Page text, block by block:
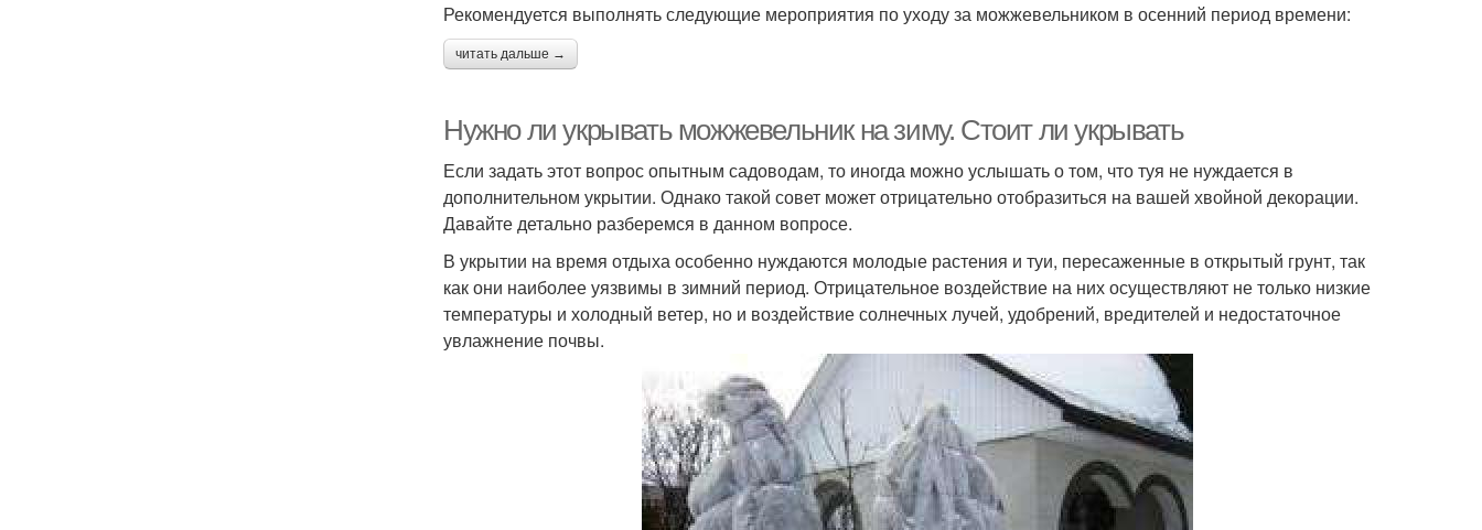
Рекомендуется выполнять следующие мероприятия по уходу за можжевельником в осенний период времени:
читать дальше →
Нужно ли укрывать можжевельник на зиму. Стоит ли укрывать
Если задать этот вопрос опытным садоводам, то иногда можно услышать о том, что туя не нуждается в
дополнительном укрытии. Однако такой совет может отрицательно отобразиться на вашей хвойной декорации.
Давайте детально разберемся в данном вопросе.
В укрытии на время отдыха особенно нуждаются молодые растения и туи, пересаженные в открытый грунт, так
как они наиболее уязвимы в зимний период. Отрицательное воздействие на них осуществляют не только низкие
температуры и холодный ветер, но и воздействие солнечных лучей, удобрений, вредителей и недостаточное
увлажнение почвы.